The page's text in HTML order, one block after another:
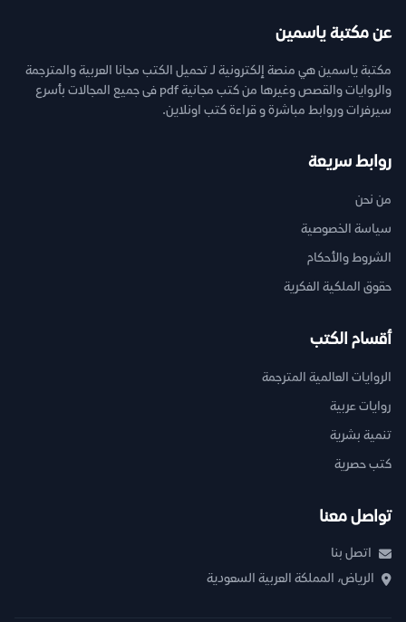
عن مكتبة ياسمين
مكتبة ياسمين هي منصة إلكترونية لـ تحميل الكتب مجانا العربية والمترجمة
والروايات والقصص وغيرها من كتب مجانية pdf فى جميع المجالات بأسرع
سيرفرات وروابط مباشرة و قراءة كتب اونلاين.
روابط سريعة
من نحن
سياسة الخصوصية
الشروط والأحكام
حقوق الملكية الفكرية
أقسام الكتب
الروايات العالمية المترجمة
روايات عربية
تنمية بشرية
كتب حصرية
تواصل معنا
اتصل بنا
الرياض، المملكة العربية السعودية